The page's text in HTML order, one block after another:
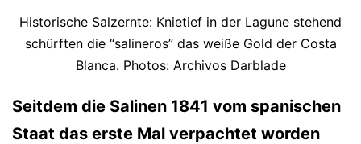
Historische Salzernte: Knietief in der Lagune stehend
schürften die “salineros” das weiße Gold der Costa
Blanca. Photos: Archivos Darblade
Seitdem die Salinen 1841 vom spanischen
Staat das erste Mal verpachtet worden